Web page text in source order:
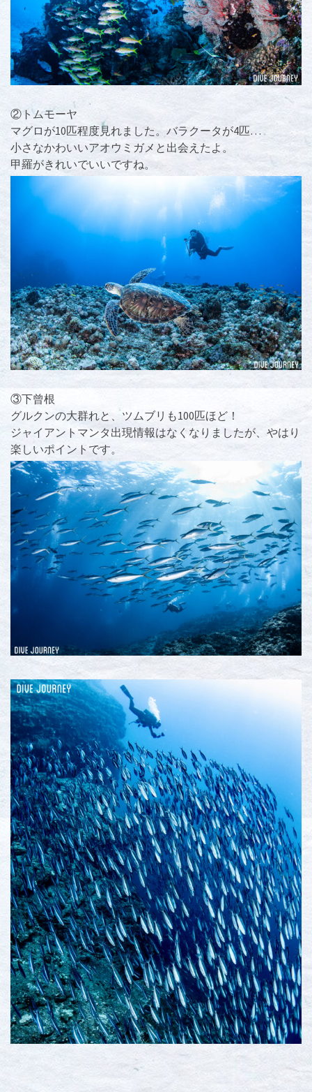
②トムモーヤ
マグロが10匹程度見れました。バラクータが4匹…
小さなかわいいアオウミガメと出会えたよ。
甲羅がきれいでいいですね。
③下曾根
グルクンの大群れと、ツムブリも100匹ほど！
ジャイアントマンタ出現情報はなくなりましたが、やはり
楽しいポイントです。